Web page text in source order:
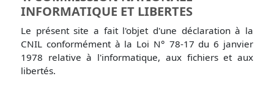
INFORMATIQUE ET LIBERTES
Le présent site a fait l'objet d'une déclaration à la
CNIL conformément à la Loi N° 78-17 du 6 janvier
1978 relative à l'informatique, aux fichiers et aux
libertés.